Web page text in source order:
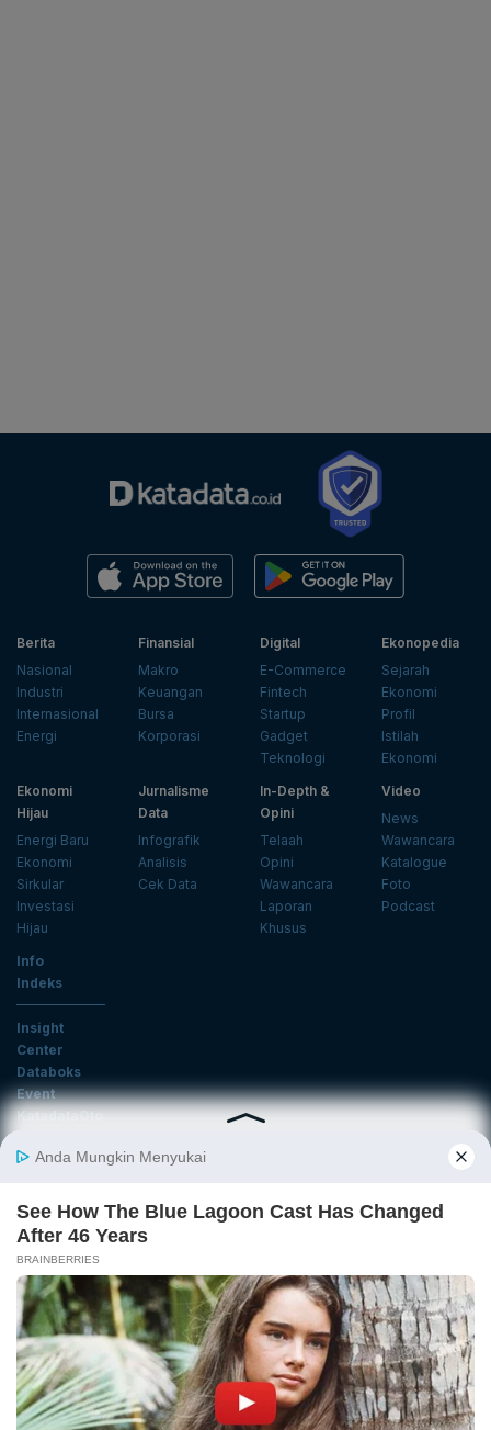
Berita
Nasional
Industri
Internasional
Energi
Finansial
Makro
Keuangan
Bursa
Korporasi
Digital
E-Commerce
Fintech
Startup
Gadget
Teknologi
Ekonopedia
Sejarah
Ekonomi
Profil
Istilah
Ekonomi
Ekonomi
Hijau
Energi Baru
Ekonomi
Sirkular
Investasi
Hijau
Jurnalisme
Data
Infografik
Analisis
Cek Data
In-Depth &
Opini
Telaah
Opini
Wawancara
Laporan
Khusus
Video
News
Wawancara
Katalogue
Foto
Podcast
Info
Indeks
Insight
Center
Databoks
Event
KatadataOto
Email
Daftar
Tentang Katadata Advertising Karier
Pedoman Media Siber
Kebijakan Privasi
Disclaimer
Hubungi Kami
©2026 Katadata. Hak cipta dilindungi Undang-undang.